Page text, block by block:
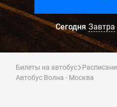
Сегодня Завтра
Билеты на автобус
Автобус Волна - Москва